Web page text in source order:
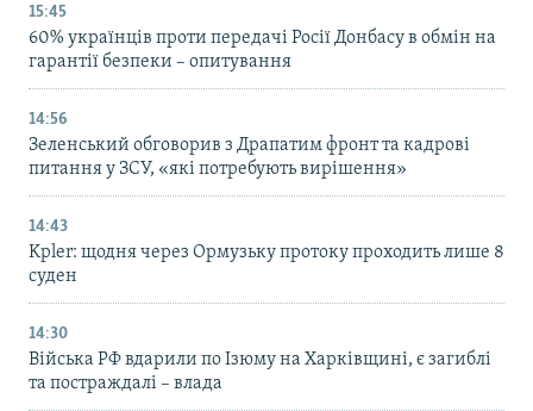
15:45
60% українців проти передачі Росії Донбасу в обмін на
гарантії безпеки – опитування
14:56
Зеленський обговорив з Драпатим фронт та кадрові
питання у ЗСУ, «які потребують вирішення»
14:43
Kpler: щодня через Ормузьку протоку проходить лише 8
суден
14:30
Війська РФ вдарили по Ізюму на Харківщині, є загиблі
та постраждалі – влада